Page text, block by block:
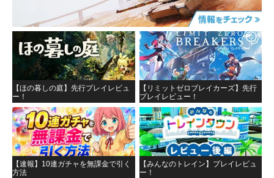
【ほの暮しの庭】先行プレイレビュ
ー！
【リミットゼロブレイカーズ】先行
プレイレビュー！
【速報】10連ガチャを無課金で引く
方法
【みんなのトレイン】プレイレビュ
ー！